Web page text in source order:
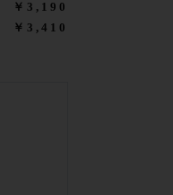
￥3,190
￥3,410